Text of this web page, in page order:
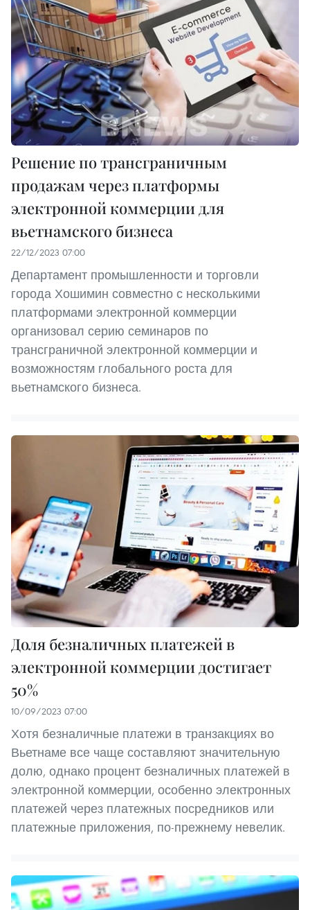
Решение по трансграничным
продажам через платформы
электронной коммерции для
вьетнамского бизнеса
22/12/2023 07:00
Департамент промышленности и торговли
города Хошимин совместно с несколькими
платформами электронной коммерции
организовал серию семинаров по
трансграничной электронной коммерции и
возможностям глобального роста для
вьетнамского бизнеса.
Доля безналичных платежей в
электронной коммерции достигает
50%
10/09/2023 07:00
Хотя безналичные платежи в транзакциях во
Вьетнаме все чаще составляют значительную
долю, однако процент безналичных платежей в
электронной коммерции, особенно электронных
платежей через платежных посредников или
платежные приложения, по-прежнему невелик.